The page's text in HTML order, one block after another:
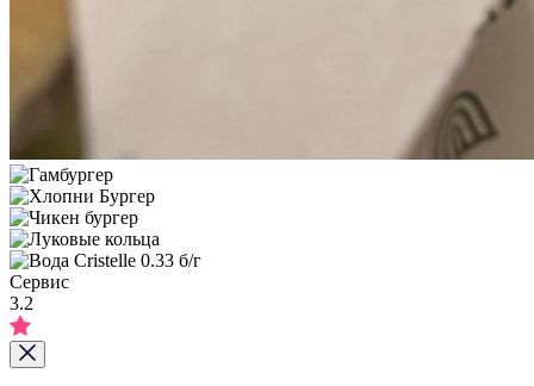
Сервис
3.2